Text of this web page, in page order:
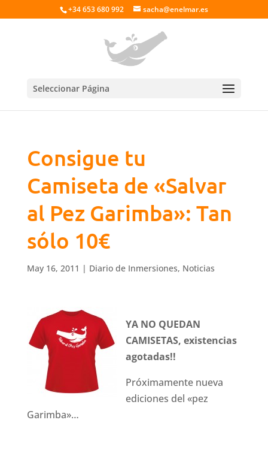
+34 653 680 992 sacha@enelmar.es
Seleccionar Página
Consigue tu
Camiseta de «Salvar
al Pez Garimba»: Tan
sólo 10€
May 16, 2011 | Diario de Inmersiones, Noticias
YA NO QUEDAN
CAMISETAS, existencias
agotadas!!
Próximamente nueva
ediciones del «pez
Garimba»…